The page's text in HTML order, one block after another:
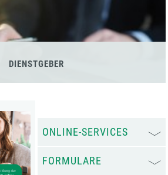
DIENSTGEBER
ONLINE-SERVICES
FORMULARE